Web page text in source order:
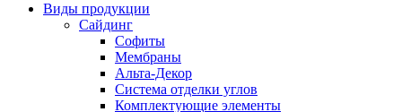
Виды продукции
Сайдинг
Софиты
Мембраны
Альта-Декор
Система отделки углов
Комплектующие элементы